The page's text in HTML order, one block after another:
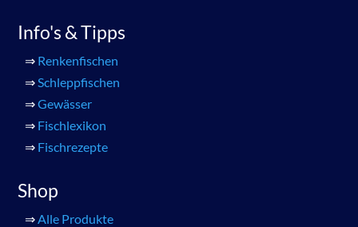
Info's & Tipps
⇒ Renkenfischen
⇒Schleppfischen
⇒Gewässer
⇒ Fischlexikon
⇒ Fischrezepte
Shop
⇒Alle Produkte